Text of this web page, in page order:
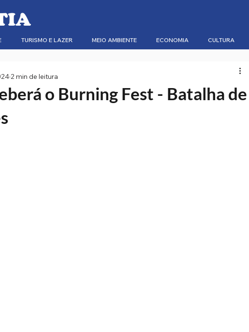
TURISMO E LAZER MEIO AMBIENTE ECONOMIA CULTURA
o Burning Fest - Batalha de
2 min de leitura